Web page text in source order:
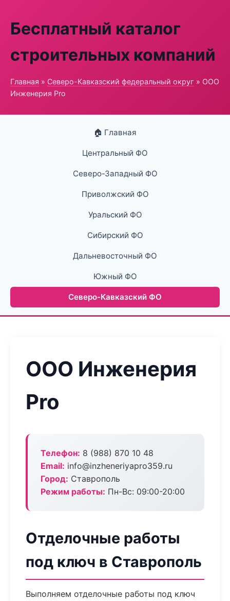
Бесплатный каталог
строительных компаний
Главная » Северо-Кавказский федеральный округ » ООО
Инженерия Pro
🏠 Главная
Центральный ФО
Северо-Западный ФО
Приволжский ФО
Уральский ФО
Сибирский ФО
Дальневосточный ФО
Южный ФО
Северо-Кавказский ФО
ООО Инженерия
Pro
Телефон: 8 (988) 870 10 48
Email: info@inzheneriyapro359.ru
Город: Ставрополь
Режим работы: Пн-Вс: 09:00-20:00
Отделочные работы
под ключ в Ставрополь
Выполняем отделочные работы под ключ